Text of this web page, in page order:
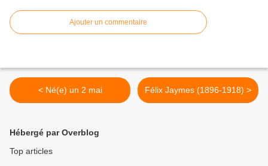
Ajouter un commentaire
< Né(e) un 2 mai Félix Jaymes (1896-1918) >
Hébergé par Overblog
Top articles